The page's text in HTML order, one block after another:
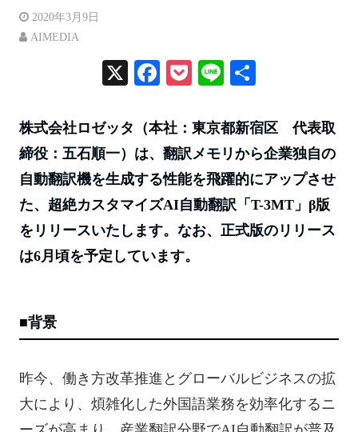
2020年3月9日
AIMEDIA
X
Fa
bo
ok
P
ke
t
Li
株式会社ロゼッタ（本社：東京都新宿区 代表取
締役：五石順一）は、翻訳メモリから企業独自の
自動翻訳機を生成する性能を飛躍的にアップさせ
た、超絶カスタマイズAI自動翻訳「T-3MT」β版
をリリースいたします。なお、正式版のリリース
は6月頃を予定しています。
■背景
昨今、働き方改革推進とグローバルビジネスの拡
大により、煩雑化した外国語業務を効率化するニ